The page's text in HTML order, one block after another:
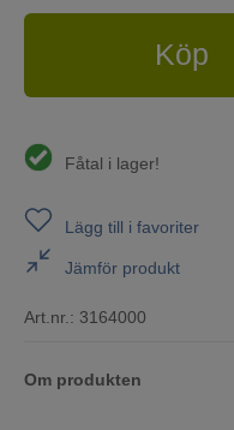
Köp
Fåtal i lager!
Lägg till i favoriter
Jämför produkt
Art.nr.: 3164000
Om produkten